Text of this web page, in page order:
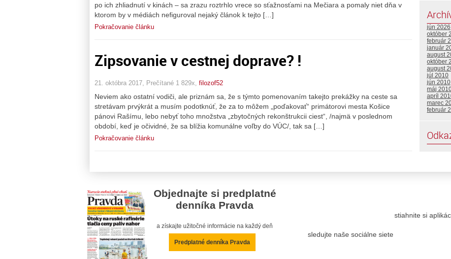
po ich zhliadnutí v kinách – sa zrazu roztrhlo vrece so sťažnosťami na Mečiara a pomaly niet dňa v
ktorom by v médiách nefiguroval nejaký článok k tejto […]
Pokračovanie článku
Zipsovanie v cestnej doprave? !
21. októbra 2017, Prečítané 1 829x, filozof52
Neviem ako ostatní vodiči, ale priznám sa, že s týmto pomenovaním takejto prekážky na ceste sa
stretávam prvýkrát a musím podotknúť, že za to môžem „poďakovať“ primátorovi mesta Košice
pánovi Rašímu, lebo nebyť toho množstva „zbytočných rekonštrukcii ciest“, /najmä v poslednom
období, keď je očividné, že sa blížia komunálne voľby do VÚC/, tak sa […]
Pokračovanie článku
jún 2026
október
február
január
august
október
august
júl 2010
jún 2010
máj
apríl
marec
február
Objednajte si predplatné
denníka Pravda
a získajte užitočné informácie na každý deň
Predplatné denníka Pravda
sledujte naše sociálne siete
stiahnite si